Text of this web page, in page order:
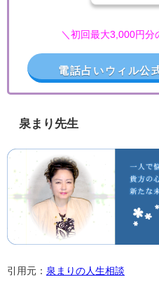
＼初回最大3,000円分
電話占いウィル公
泉まり先生
引用元： 泉まりの人生相談